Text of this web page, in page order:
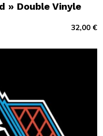
» Double Vinyle
32,00 €